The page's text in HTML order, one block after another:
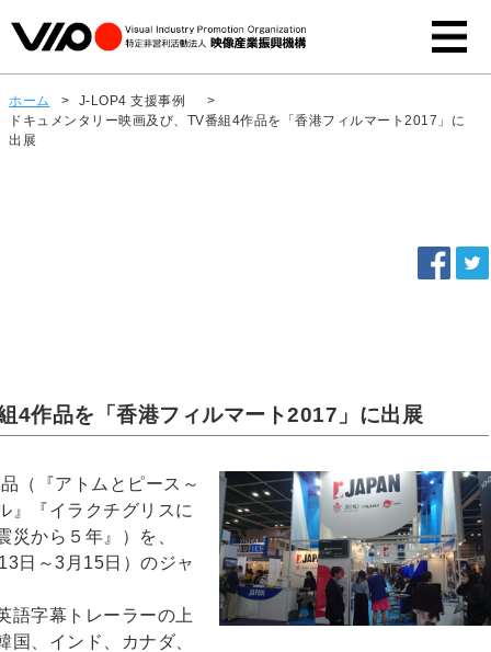
ホーム > J-LOP4 支援事例
>
ドキュメンタリー映画及び、TV番組4作品を「香港フィルマート2017」に
出展
4作品を「香港フィルマート2017」に出展
（『アトムとピース～
』『イラクチグリスに
から５年』）を、
日～3月15日）のジャ
語字幕トレーラーの上
、インド、カナダ、